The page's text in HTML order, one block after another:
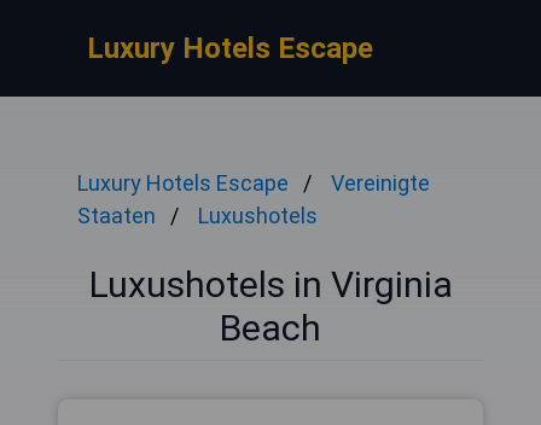
Luxury Hotels Escape
Luxury Hotels Escape
Vereinigte
Staaten
Luxushotels
Luxushotels in Virginia
Beach